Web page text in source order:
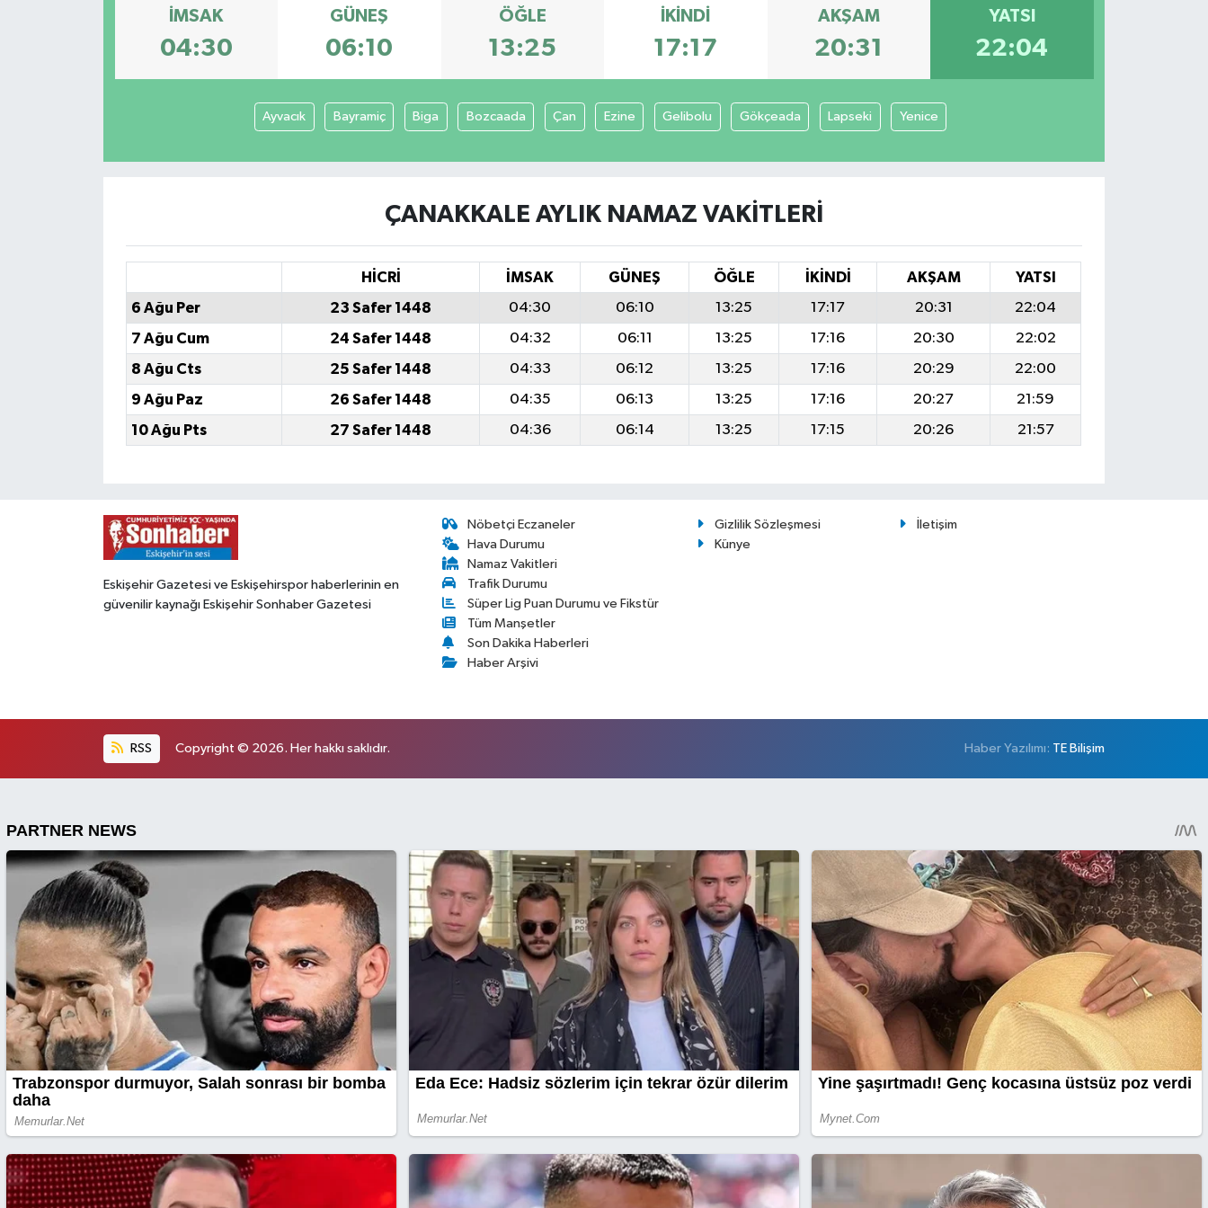
İMSAK
04:30
GÜNEŞ
06:10
ÖĞLE
13:25
İKINDI
17:17
AKŞAM
20:31
YATSI
22:04
Ayvacık Bayramiç Biga Bozcaada Çan Ezine Gelibolu Gökçeada Lapseki Yenice
ÇANAKKALE AYLIK NAMAZ VAKITLERI
HİCRİ İMSAK GÜNEŞ ÖĞLE İKINDI AKŞAM
YATSI
6 Ağu Per
23 Safer 1448 04:30 06:10 13:25 17:17 20:31
22:04
7 Ağu Cum
24 Safer 1448 04:32 06:11 13:25 17:16 20:30
22:02
8 Ağu Cts
25 Safer 1448 04:33 06:12 13:25 17:16 20:29
22:00
9 Ağu Paz
26 Safer 1448 04:35 06:13 13:25 17:16 20:27
21:59
10 Ağu Pts
27 Safer 1448 04:36 06:14 13:25 17:15 20:26 21:57
Eskişehir Gazetesi ve Eskişehirspor haberlerinin en
güvenilir kaynağı Eskişehir Sonhaber Gazetesi
Nöbetçi Eczaneler
Hava Durumu
Namaz Vakitleri
Trafik Durumu
Süper Lig Puan Durumu ve Fikstür
Tüm Manşetler
Son Dakika Haberleri
Haber Arşivi
Gizlilik Sözleşmesi
İletişim
Künye
RSS Copyright © 2026. Her hakkı saklıdır. Haber Yazılımı: TE Bilişim